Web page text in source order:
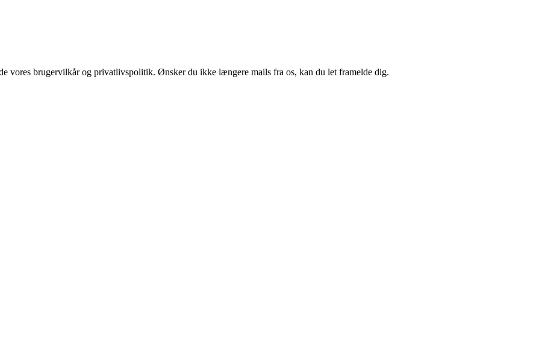
vores brugervilkår og privatlivspolitik. Ønsker du ikke længere mails fra os, kan du let framelde dig.